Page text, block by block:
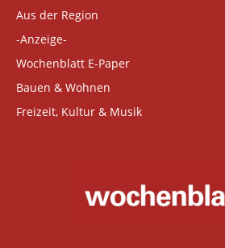
Aus der Region
-Anzeige-
Wochenblatt E-Paper
Bauen & Wohnen
Freizeit, Kultur & Musik